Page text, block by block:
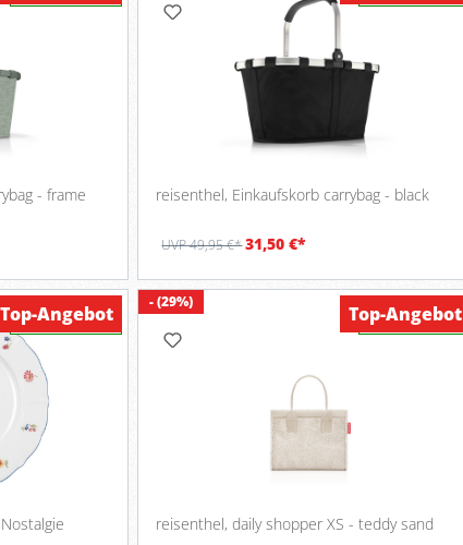
- frame
reisenthel, Einkaufskorb carrybag - black
UVP 49,95 €*31,50 €*
Verfügbar
Top-Angebot
- (29%)
reisenthel, daily shopper XS - teddy sand
Verfügbar
Top-Angebot